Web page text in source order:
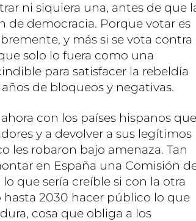
ni siquiera una, antes de que
de democracia. Porque votar es
y más si se vota contra
solo lo fuera como una
para satisfacer la rebeldía
de bloqueos y negativas.
con los países hispanos
y a devolver a sus legítimos
les robaron bajo amenaza. Tan
en España una Comisión
que sería creíble si con la otra
2030 hacer público lo que
cosa que obliga a los